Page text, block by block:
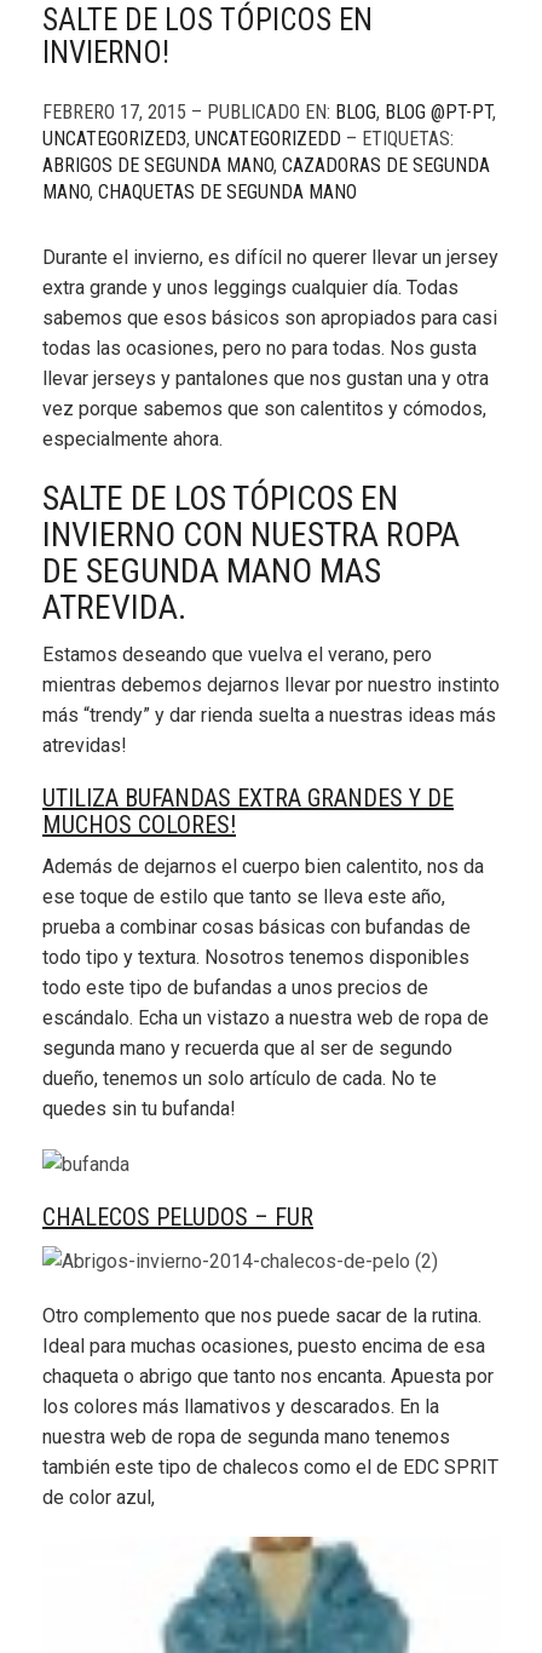
SALTE DE LOS TÓPICOS EN
INVIERNO!
FEBRERO 17, 2015 – PUBLICADO EN: BLOG, BLOG @PT-PT,
UNCATEGORIZED3, UNCATEGORIZEDD – ETIQUETAS:
ABRIGOS DE SEGUNDA MANO, CAZADORAS DE SEGUNDA
MANO, CHAQUETAS DE SEGUNDA MANO
Durante el invierno, es difícil no querer llevar un jersey
extra grande y unos leggings cualquier día. Todas
sabemos que esos básicos son apropiados para casi
todas las ocasiones, pero no para todas. Nos gusta
llevar jerseys y pantalones que nos gustan una y otra
vez porque sabemos que son calentitos y cómodos,
especialmente ahora.
SALTE DE LOS TÓPICOS EN
INVIERNO CON NUESTRA ROPA
DE SEGUNDA MANO MAS
ATREVIDA.
Estamos deseando que vuelva el verano, pero
mientras debemos dejarnos llevar por nuestro instinto
más “trendy” y dar rienda suelta a nuestras ideas más
atrevidas!
UTILIZA BUFANDAS EXTRA GRANDES Y DE
MUCHOS COLORES!
Además de dejarnos el cuerpo bien calentito, nos da
ese toque de estilo que tanto se lleva este año,
prueba a combinar cosas básicas con bufandas de
todo tipo y textura. Nosotros tenemos disponibles
todo este tipo de bufandas a unos precios de
escándalo. Echa un vistazo a nuestra web de ropa de
segunda mano y recuerda que al ser de segundo
dueño, tenemos un solo artículo de cada. No te
quedes sin tu bufanda!
CHALECOS PELUDOS – FUR
Otro complemento que nos puede sacar de la rutina.
Ideal para muchas ocasiones, puesto encima de esa
chaqueta o abrigo que tanto nos encanta. Apuesta por
los colores más llamativos y descarados. En la
nuestra web de ropa de segunda mano tenemos
también este tipo de chalecos como el de EDC SPRIT
de color azul,